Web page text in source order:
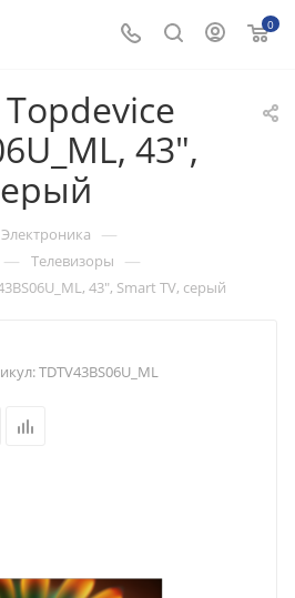
0
43",
Электроника —
— Телевизоры —
43", Smart TV, серый
TDTV43BS06U_ML